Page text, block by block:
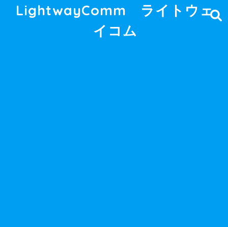
LightwayComm ライトウェ
イコム